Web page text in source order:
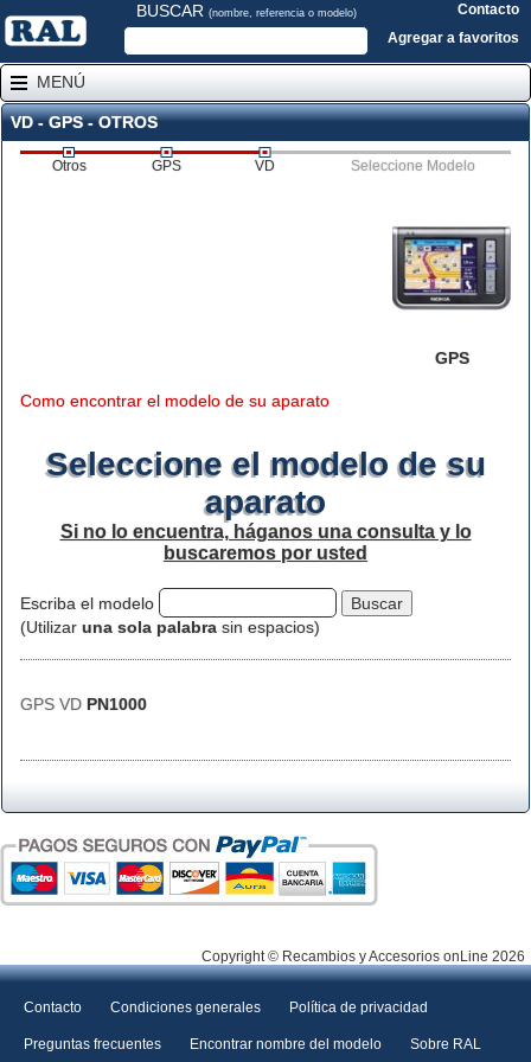
BUSCAR (nombre, referencia o modelo)
Contacto
Agregar a favoritos
MENÚ
VD - GPS - OTROS
Otros GPS VD Seleccione Modelo
GPS
Como encontrar el modelo de su aparato
Seleccione el modelo de su
aparato
Si no lo encuentra, háganos una consulta y lo
buscaremos por usted
Escriba el modelo
(Utilizar una sola palabra sin espacios)
GPS VD PN1000
Copyright © Recambios y Accesorios onLine 2026
Contacto Condiciones generales Política de privacidad
Preguntas frecuentes Encontrar nombre del modelo Sobre RAL